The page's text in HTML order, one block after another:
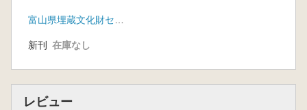
土器編
富山県埋蔵文化財センター
新刊 在庫なし
レビュー